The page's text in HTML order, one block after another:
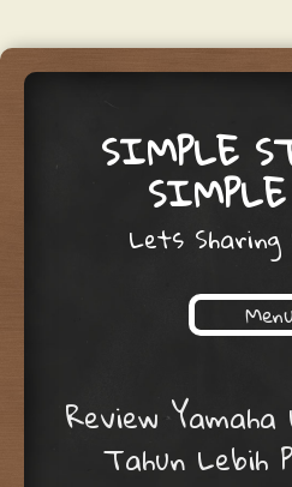
SIMPLE
Lets
Menu
Review
Tahun Lebih